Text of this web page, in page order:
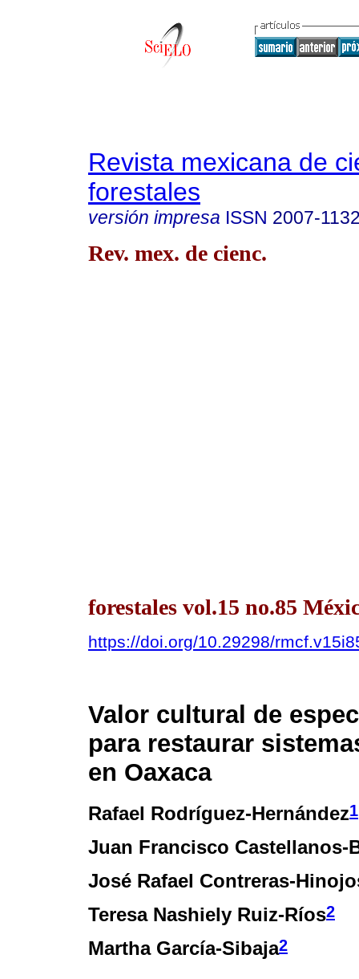
Revista mexicana de
forestales
versión impresa ISSN 2007-
Rev. mex. de cienc.
forestales vol.15 no.85
https://doi.org/10.29298/
Valor cultural de
para restaurar
en Oaxaca
Rafael Rodríguez-Hernández1
Juan Francisco Castellanos-
José Rafael Contreras-
Teresa Nashiely Ruiz-Ríos2
Martha García-Sibaja2